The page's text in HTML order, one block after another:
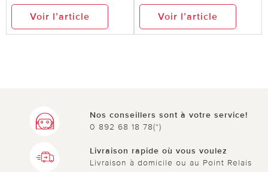
Voir l’article Voir l’article
Nos conseillers sont à votre service!
0 892 68 18 78(*)
Livraison rapide où vous voulez
Livraison à domicile ou au Point Relais